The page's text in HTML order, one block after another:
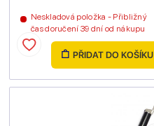
Neskladová položka - Přibližný
čas doručení 39 dní od nákupu
PŘIDAT DO KOŠÍKU